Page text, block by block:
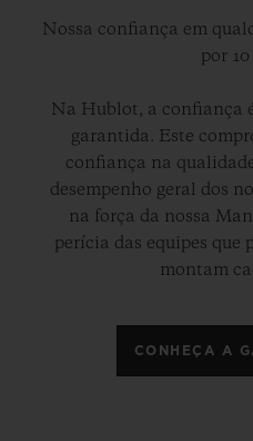
Nossa confiança em
por
Na Hublot, a confiança
garantida. Este
confiança na
desempenho geral dos
na força da nossa
perícia das equipes que
montam
CONHEÇA A